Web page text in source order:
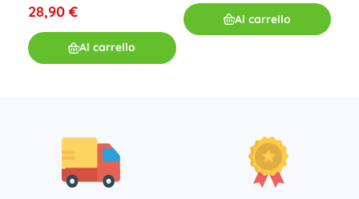
28,90 €
Al carrello
Al carrello